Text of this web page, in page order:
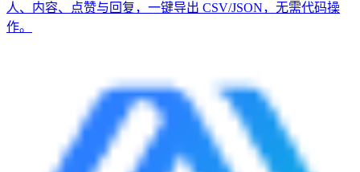
人、内容、点赞与回复，一键导出 CSV/JSON，无需代码操
作。